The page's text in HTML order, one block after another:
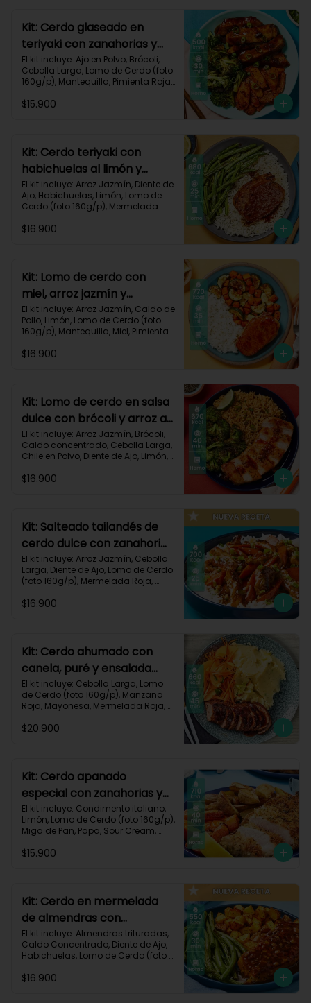
Kit: Cerdo glaseado en
teriyaki con zanahorias y
brócoli asados-125
El kit incluye: Ajo en Polvo, Brócoli,
Cebolla Larga, Lomo de Cerdo (foto
160g/p), Mantequilla, Pimienta Roja,
Impresa.
$15.900
Kit: Cerdo teriyaki con
habichuelas al limón y
arroz al ajillo-3
El kit incluye: Arroz Jazmín, Diente de
Ajo, Habichuelas, Limón, Lomo de
Cerdo (foto 160g/p), Mermelada
Impresa.
$16.900
Kit: Lomo de cerdo con
miel, arroz jazmín y
verduras al limón-76
El kit incluye: Arroz Jazmín, Caldo de
Pollo, Limón, Lomo de Cerdo (foto
160g/p), Mantequilla, Miel, Pimienta
Receta Impresa.
$16.900
Kit: Lomo de cerdo en salsa
dulce con brócoli y arroz al
chile-91
El kit incluye: Arroz Jazmín, Brócoli,
Caldo concentrado, Cebolla Larga,
Chile en Polvo, Diente de Ajo, Limón,
Mantequilla, Mermelada Roja,
Proteínas 31g
$16.900
Kit: Salteado tailandés de
cerdo dulce con zanahorias
y arroz-141
El kit incluye: Arroz Jazmín, Cebolla
Larga, Diente de Ajo, Lomo de Cerdo
(foto 160g/p), Mermelada Roja,
Paprika, Zanahoria, Receta Impresa.
$16.900
Kit: Cerdo ahumado con
canela, puré y ensalada
dulce-2
El kit incluye: Cebolla Larga, Lomo
de Cerdo (foto 160g/p), Manzana
Roja, Mayonesa, Mermelada Roja,
Cinnamon Paprika, Sour Cream,
Carbohidratos 59g | Grasas 19g |
Proteínas 36g
$20.900
Kit: Cerdo apanado
especial con zanahorias y
papas al horno-58
El kit incluye: Condimento italiano,
Limón, Lomo de Cerdo (foto 160g/p),
Miga de Pan, Papa, Sour Cream,
$15.900
Kit: Cerdo en mermelada
de almendras con
habichuelas y criollas al
horno-144
El kit incluye: Almendras trituradas,
Caldo Concentrado, Diente de Ajo,
Habichuelas, Lomo de Cerdo (foto
Criolla, Receta Impresa.
$16.900